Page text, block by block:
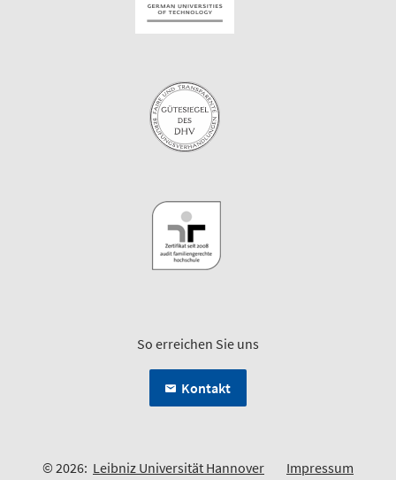
So erreichen Sie uns
Kontakt
© 2026: Leibniz Universität Hannover Impressum